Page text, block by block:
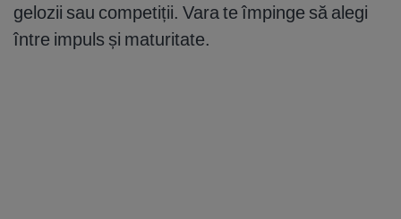
gelozii sau competiții. Vara te împinge să alegi
între impuls și maturitate.